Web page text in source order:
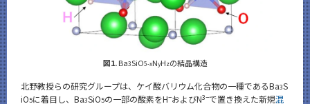
図1.Ba3SiO5-xNyHzの結晶構造
北野教授らの研究グループは、ケイ酸バリウム化合物の一種であるBa3S
iO5に着目し、Ba3SiO5の一部の酸素をH−およびN3−で置き換えた新規混